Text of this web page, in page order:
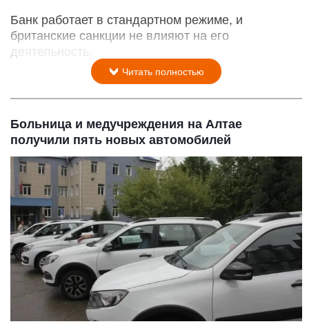
Банк работает в стандартном режиме, и
британские санкции не влияют на его
деятельность.
Читать полностью
Больница и медучреждения на Алтае
получили пять новых автомобилей